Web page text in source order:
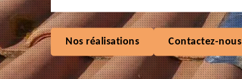
Nos réalisations Contactez-nous